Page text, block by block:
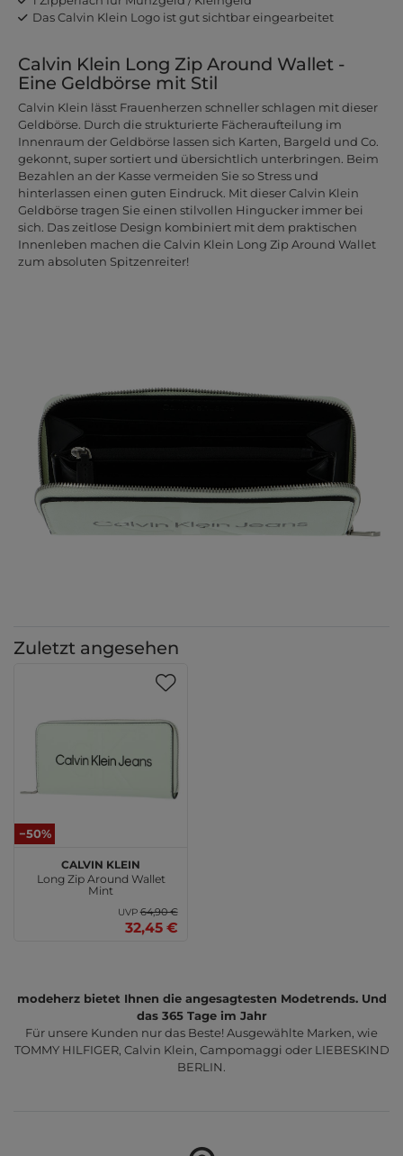
Das Calvin Klein Logo ist gut sichtbar eingearbeitet
Calvin Klein Long Zip Around Wallet -
Eine Geldbörse mit Stil
Calvin Klein lässt Frauenherzen schneller schlagen mit dieser
Geldbörse. Durch die strukturierte Fächeraufteilung im
Innenraum der Geldbörse lassen sich Karten, Bargeld und Co.
gekonnt, super sortiert und übersichtlich unterbringen. Beim
Bezahlen an der Kasse vermeiden Sie so Stress und
hinterlassen einen guten Eindruck. Mit dieser Calvin Klein
Geldbörse tragen Sie einen stilvollen Hingucker immer bei
sich. Das zeitlose Design kombiniert mit dem praktischen
Innenleben machen die Calvin Klein Long Zip Around Wallet
zum absoluten Spitzenreiter!
Zuletzt angesehen
−50%
Calvin Klein
Long Zip Around Wallet
Mint
UVP64,90 €
32,45 €
modeherz bietet Ihnen die angesagtesten Modetrends. Und
das 365 Tage im Jahr
Für unsere Kunden nur das Beste! Ausgewählte Marken, wie
TOMMY HILFIGER, Calvin Klein, Campomaggi oder LIEBESKIND
BERLIN.